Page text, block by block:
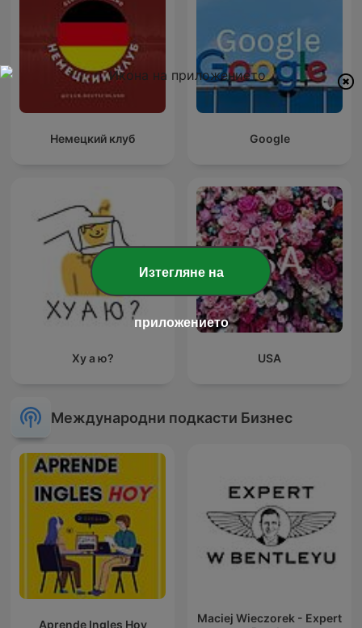
Немецкий клуб Google
Ху а ю? USA
Международни подкасти Бизнес
Aprende Ingles Hoy
Maciej Wieczorek - Expert
Изтегляне на
приложението